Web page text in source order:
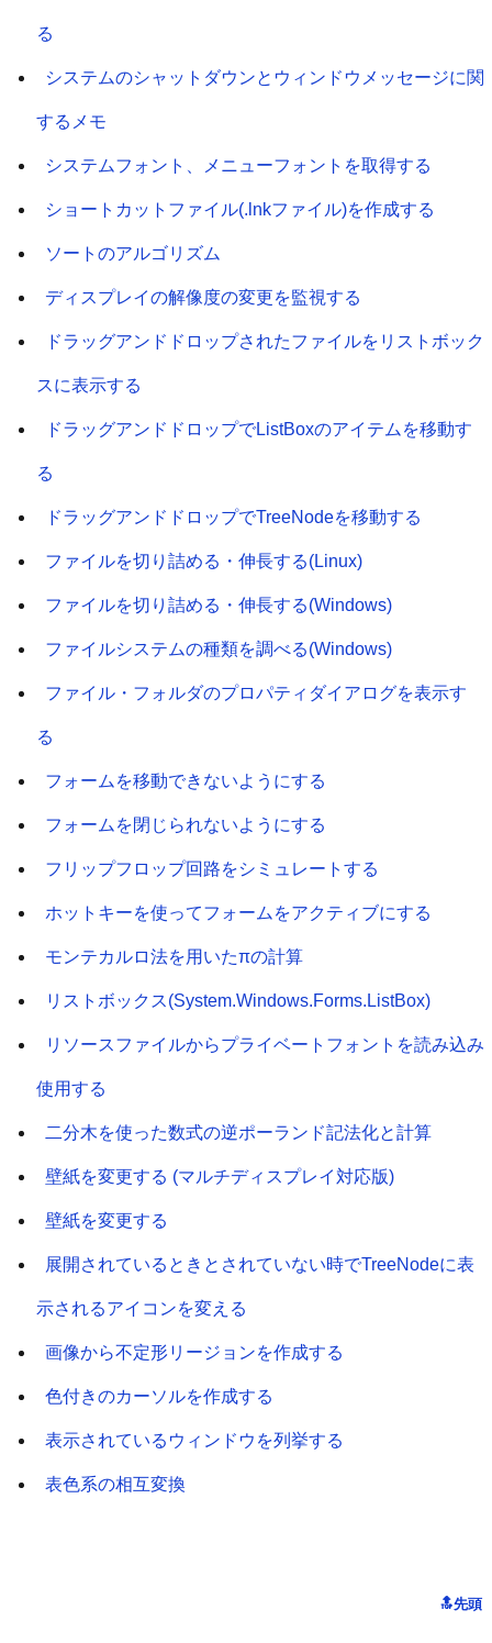
る
システムのシャットダウンとウィンドウメッセージに関
するメモ
システムフォント、メニューフォントを取得する
ショートカットファイル(.lnkファイル)を作成する
ソートのアルゴリズム
ディスプレイの解像度の変更を監視する
ドラッグアンドドロップされたファイルをリストボック
スに表示する
ドラッグアンドドロップでListBoxのアイテムを移動す
る
ドラッグアンドドロップでTreeNodeを移動する
ファイルを切り詰める・伸長する(Linux)
ファイルを切り詰める・伸長する(Windows)
ファイルシステムの種類を調べる(Windows)
ファイル・フォルダのプロパティダイアログを表示す
る
フォームを移動できないようにする
フォームを閉じられないようにする
フリップフロップ回路をシミュレートする
ホットキーを使ってフォームをアクティブにする
モンテカルロ法を用いたπの計算
リストボックス(System.Windows.Forms.ListBox)
リソースファイルからプライベートフォントを読み込み
使用する
二分木を使った数式の逆ポーランド記法化と計算
壁紙を変更する (マルチディスプレイ対応版)
壁紙を変更する
展開されているときとされていない時でTreeNodeに表
示されるアイコンを変える
画像から不定形リージョンを作成する
色付きのカーソルを作成する
表示されているウィンドウを列挙する
表色系の相互変換